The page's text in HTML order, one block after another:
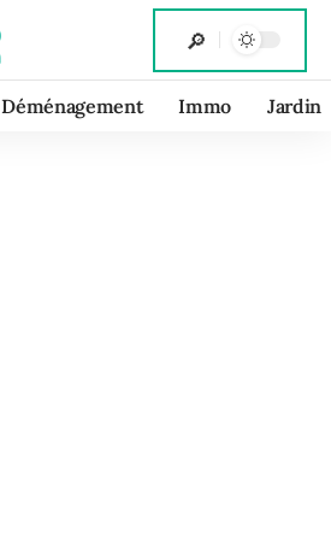
Déménagement Immo Jardin